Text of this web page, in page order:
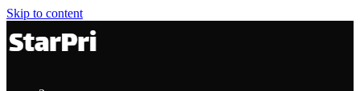
Skip to content